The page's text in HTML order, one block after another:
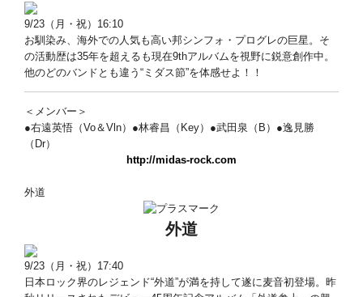
9/23（月・祝）16:10
お馴染み、海外での人気も高い邦シンフォ・プログレの巨星。そ
の活動歴は35年を超えるも現在9thアルバムを視野に鋭意創作中。
他のどのバンドとも違う“ミダス節”を体感せよ！！
＜メンバー＞
●右遠英悟（Vo＆Vln）●林睿昌（Key）●武田泉（B）●逸見勝
（Dr）
http://midas-rock.com
外道
外道
9/23（月・祝）17:40
日本ロック界のレジェンド“外道”が満を持して遂に麦音初登場。昨